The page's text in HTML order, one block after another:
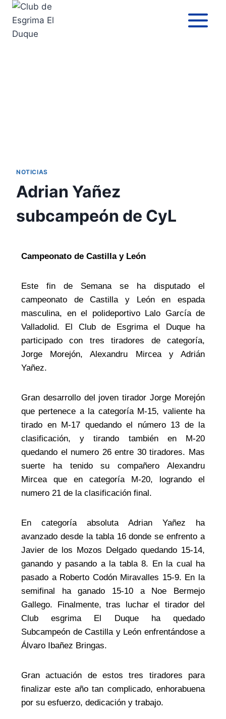
NOTICIAS
Adrian Yañez
subcampeón de CyL
Campeonato de Castilla y León
Este fin de Semana se ha disputado el
campeonato de Castilla y León en espada
masculina, en el polideportivo Lalo García de
Valladolid. El Club de Esgrima el Duque ha
participado con tres tiradores de categoría,
Jorge Morejón, Alexandru Mircea y Adrián
Yañez.
Gran desarrollo del joven tirador Jorge Morejón
que pertenece a la categoría M-15, valiente ha
tirado en M-17 quedando el número 13 de la
clasificación, y tirando también en M-20
quedando el numero 26 entre 30 tiradores. Mas
suerte ha tenido su compañero Alexandru
Mircea que en categoría M-20, logrando el
numero 21 de la clasificación final.
En categoría absoluta Adrian Yañez ha
avanzado desde la tabla 16 donde se enfrento a
Javier de los Mozos Delgado quedando 15-14,
ganando y pasando a la tabla 8. En la cual ha
pasado a Roberto Codón Miravalles 15-9. En la
semifinal ha ganado 15-10 a Noe Bermejo
Gallego. Finalmente, tras luchar el tirador del
Club esgrima El Duque ha quedado
Subcampeón de Castilla y León enfrentándose a
Álvaro Ibañez Bringas.
Gran actuación de estos tres tiradores para
finalizar este año tan complicado, enhorabuena
por su esfuerzo, dedicación y trabajo.